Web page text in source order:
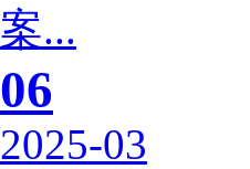
案...
06
2025-03